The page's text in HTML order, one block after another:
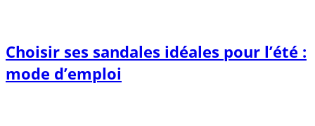
Choisir ses sandales idéales pour l’été :
mode d’emploi